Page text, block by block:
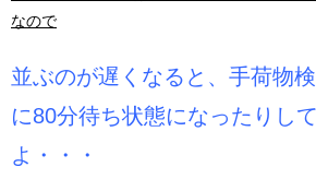
なので
並ぶのが遅くなると、手荷物
に80分待ち状態になったりし
よ・・・